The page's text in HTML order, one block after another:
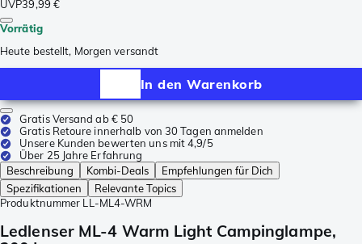
UVP39,99 €
Vorrätig
Heute bestellt, Morgen versandt
In den Warenkorb
Gratis Versand ab € 50
Gratis Retoure innerhalb von 30 Tagen anmelden
Unsere Kunden bewerten uns mit 4,9/5
Über 25 Jahre Erfahrung
Beschreibung
Kombi-Deals
Empfehlungen für Dich
Spezifikationen
Relevante Topics
Produktnummer LL-ML4-WRM
Ledlenser ML-4 Warm Light Campinglampe,